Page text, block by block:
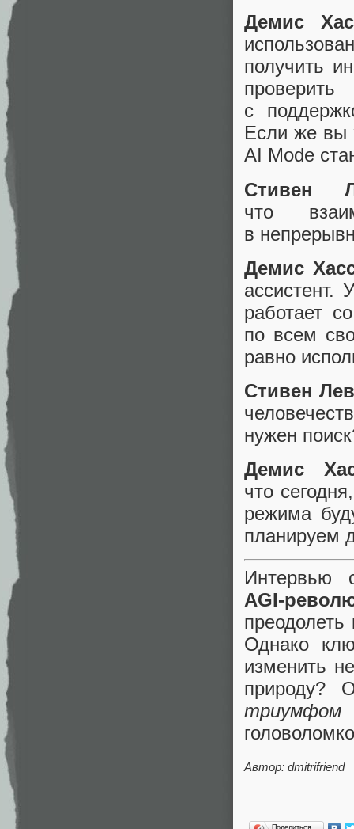
Демис
получить
с
Если же вы
AI Mode
Стивен
что
в
Демис
работает
по всем
равно
Стивен
нужен
Демис
что
режима
планируем
Однако
изменить
природу?
триумфом
Автор: dmitrifriend
Поделиться…